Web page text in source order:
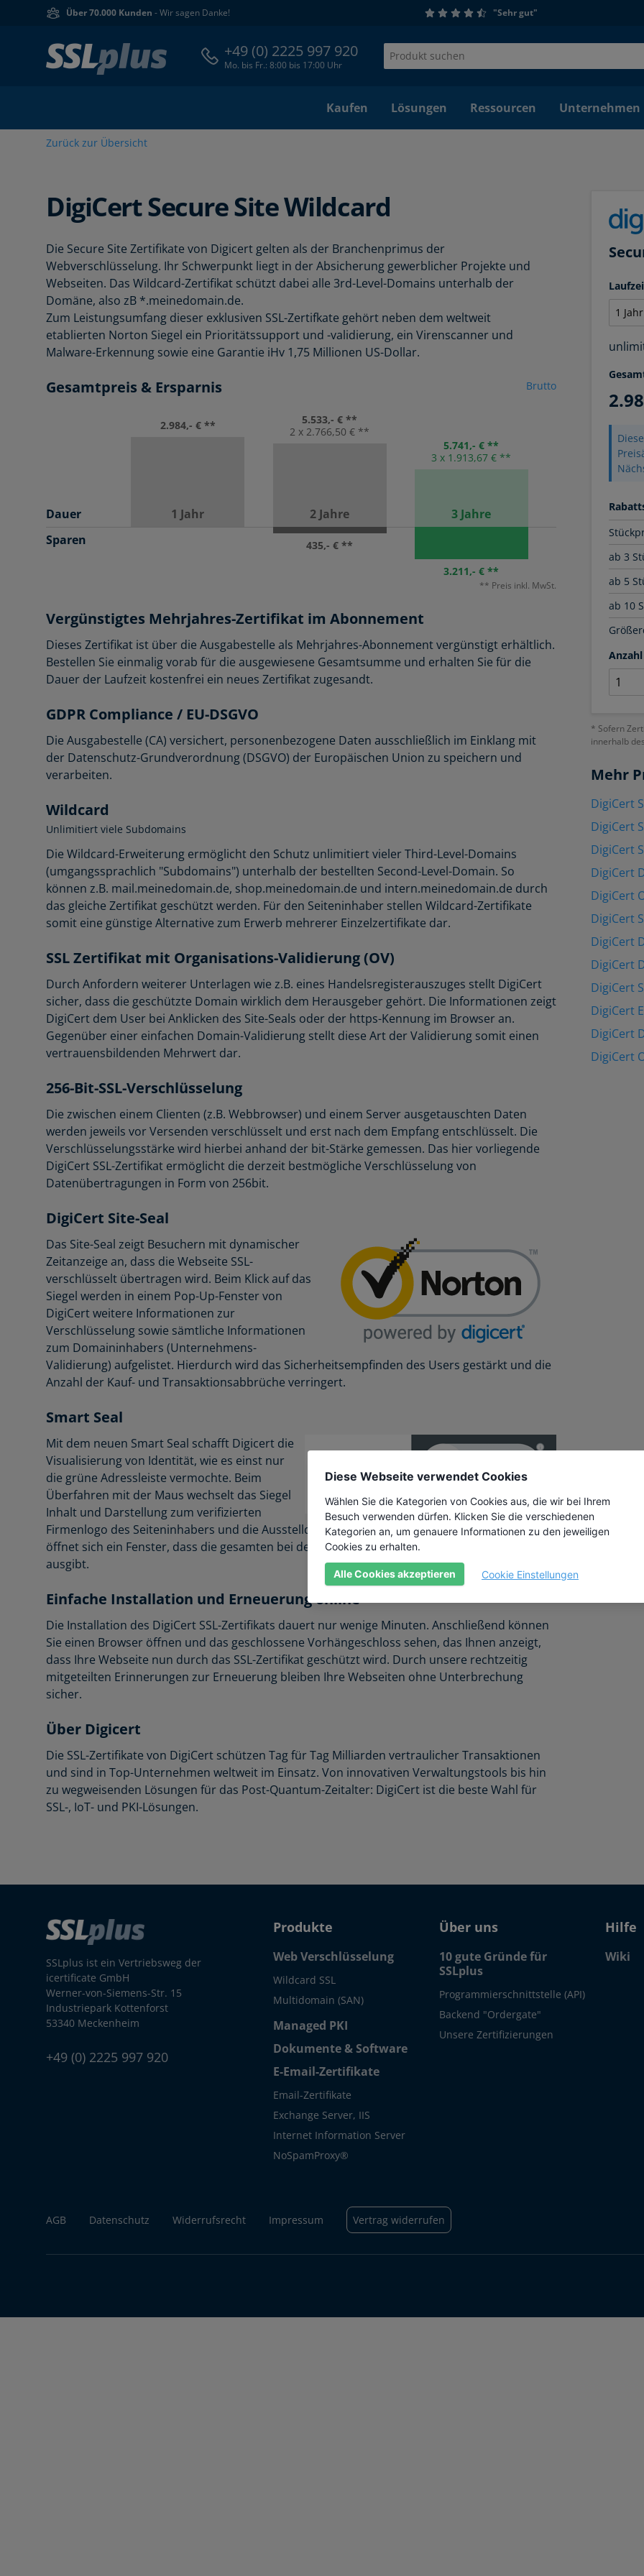
Über 70.000 Kunden - Wir sagen Danke! "Sehr gut"
+49 (0) 2225 997 920
Mo. bis Fr.: 8:00 bis 17:00 Uhr
Kaufen Lösungen Ressourcen Unternehmen
Zurück zur Übersicht
DigiCertSecure Site Wildcard
Die Secure Site Zertifikate von Digicert gelten als der Branchenprimus der
Webverschlüsselung. Ihr Schwerpunkt liegt in der Absicherung gewerblicher Projekte und
Webseiten. Das Wildcard-Zertifikat schützt dabei alle 3rd-Level-Domains unterhalb der
Domäne, also zB *.meinedomain.de.
Zum Leistungsumfang dieser exklusiven SSL-Zertifkate gehört neben dem weltweit
etablierten Norton Siegel ein Prioritätssupport und -validierung, ein Virenscanner und
Malware-Erkennung sowie eine Garantie iHv 1,75 Millionen US-Dollar.
Gesamtpreis & Ersparnis Brutto
Dauer
Sparen
2.984,- € **
1 Jahr
5.533,- € **
2 x 2.766,50 € **
2 Jahre
435,- € **
5.741,- € **
3 x 1.913,67 € **
3 Jahre
3.211,- € **
** Preis inkl. MwSt.
Vergünstigtes Mehrjahres-Zertifikat im Abonnement
Dieses Zertifikat ist über die Ausgabestelle als Mehrjahres-Abonnement vergünstigt erhältlich.
Bestellen Sie einmalig vorab für die ausgewiesene Gesamtsumme und erhalten Sie für die
Dauer der Laufzeit kostenfrei ein neues Zertifikat zugesandt.
GDPR Compliance / EU-DSGVO
Die Ausgabestelle (CA) versichert, personenbezogene Daten ausschließlich im Einklang mit
der Datenschutz-Grundverordnung (DSGVO) der Europäischen Union zu speichern und
verarbeiten.
Wildcard
Unlimitiert viele Subdomains
Die Wildcard-Erweiterung ermöglicht den Schutz unlimitiert vieler Third-Level-Domains
(umgangssprachlich "Subdomains") unterhalb der bestellten Second-Level-Domain. So
können z.B. mail.meinedomain.de, shop.meinedomain.de und intern.meinedomain.de durch
das gleiche Zertifikat geschützt werden. Für den Seiteninhaber stellen Wildcard-Zertifikate
somit eine günstige Alternative zum Erwerb mehrerer Einzelzertifikate dar.
SSL Zertifikat mit Organisations-Validierung (OV)
Durch Anfordern weiterer Unterlagen wie z.B. eines Handelsregisterauszuges stellt DigiCert
sicher, dass die geschützte Domain wirklich dem Herausgeber gehört. Die Informationen zeigt
DigiCert dem User bei Anklicken des Site-Seals oder der https-Kennung im Browser an.
Gegenüber einer einfachen Domain-Validierung stellt diese Art der Validierung somit einen
vertrauensbildenden Mehrwert dar.
256-Bit-SSL-Verschlüsselung
Die zwischen einem Clienten (z.B. Webbrowser) und einem Server ausgetauschten Daten
werden jeweils vor Versenden verschlüsselt und erst nach dem Empfang entschlüsselt. Die
Verschlüsselungsstärke wird hierbei anhand der bit-Stärke gemessen. Das hier vorliegende
DigiCert SSL-Zertifikat ermöglicht die derzeit bestmögliche Verschlüsselung von
Datenübertragungen in Form von 256bit.
DigiCert Site-Seal
Das Site-Seal zeigt Besuchern mit dynamischer
Zeitanzeige an, dass die Webseite SSL-
verschlüsselt übertragen wird. Beim Klick auf das
Siegel werden in einem Pop-Up-Fenster von
DigiCert weitere Informationen zur
Verschlüsselung sowie sämtliche Informationen
zum Domaininhabers (Unternehmens-
Validierung) aufgelistet. Hierdurch wird das Sicherheitsempfinden des Users gestärkt und die
Anzahl der Kauf- und Transaktionsabbrüche verringert.
Smart Seal
Mit dem neuen Smart Seal schafft Digicert die
Visualisierung von Identität, wie es einst nur
die grüne Adressleiste vermochte. Beim
Überfahren mit der Maus wechselt das Siegel
Inhalt und Darstellung zum verifizierten
Firmenlogo des Seiteninhabers und die Ausstelldaten zum Zertifikat erscheinen. Auf Klick
öffnet sich ein Fenster, dass die gesamten bei der Registrierung verifizierten Inhaberdaten
ausgibt.
Einfache Installation und Erneuerung online
Die Installation des DigiCert SSL-Zertifikats dauert nur wenige Minuten. Anschließend können
Sie einen Browser öffnen und das geschlossene Vorhängeschloss sehen, das Ihnen anzeigt,
dass Ihre Webseite nun durch das SSL-Zertifikat geschützt wird. Durch unsere rechtzeitig
mitgeteilten Erinnerungen zur Erneuerung bleiben Ihre Webseiten ohne Unterbrechung
sicher.
Über Digicert
Die SSL-Zertifikate von DigiCert schützen Tag für Tag Milliarden vertraulicher Transaktionen
und sind in Top-Unternehmen weltweit im Einsatz. Von innovativen Verwaltungstools bis hin
zu wegweisenden Lösungen für das Post-Quantum-Zeitalter: DigiCert ist die beste Wahl für
SSL-, IoT- und PKI-Lösungen.
ab 3
ab 5
ab 10
Anzahl
* Sofern
innerhalb
Mehr
DigiCert
DigiCert
DigiCert
DigiCert
DigiCert
DigiCert
DigiCert
DigiCert
DigiCert
DigiCert
DigiCert
DigiCert
SSLplus ist ein Vertriebsweg der
icertificate GmbH
Werner-von-Siemens-Str. 15
Industriepark Kottenforst
53340 Meckenheim
+49 (0) 2225 997 920
Produkte
Web Verschlüsselung
Wildcard SSL
Multidomain (SAN)
Managed PKI
Dokumente & Software
E-Email-Zertifikate
Email-Zertifikate
Exchange Server, IIS
Internet Information Server
NoSpamProxy®
Über uns
10 gute Gründe für
SSLplus
Programmierschnittstelle (API)
Backend "Ordergate"
Unsere Zertifizierungen
Hilfe
Wiki
AGB Datenschutz Widerrufsrecht Impressum Vertrag widerrufen
Diese Webseite verwendet Cookies
Wählen Sie die Kategorien von Cookies aus, die wir bei Ihrem
Besuch verwenden dürfen. Klicken Sie die verschiedenen
Kategorien an, um genauere Informationen zu den jeweiligen
Cookies zu erhalten.
Alle Cookies akzeptieren Cookie Einstellungen